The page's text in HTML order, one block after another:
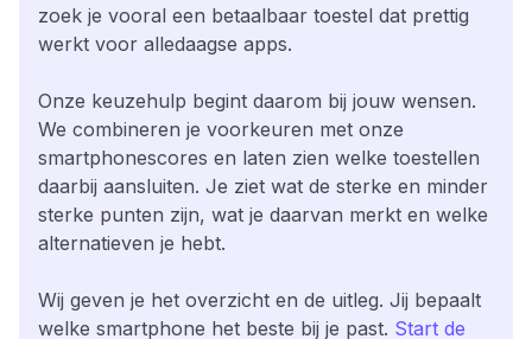
zoek je vooral een betaalbaar toestel dat prettig
werkt voor alledaagse apps.
Onze keuzehulp begint daarom bij jouw wensen.
We combineren je voorkeuren met onze
smartphonescores en laten zien welke toestellen
daarbij aansluiten. Je ziet wat de sterke en minder
sterke punten zijn, wat je daarvan merkt en welke
alternatieven je hebt.
Wij geven je het overzicht en de uitleg. Jij bepaalt
welke smartphone het beste bij je past. Start de